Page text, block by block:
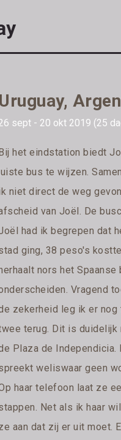
Uruguay,
sept - 20 okt 2019 (25
het eindstation biedt
bus te wijzen.
niet direct de weg
van Joël. De
had ik begrepen dat
ging, 38 peso's
nors het
Vragend
zekerheid leg ik er
terug. Dit is duidelijk
Plaza de
weliswaar geen
haar telefoon laat ze
Net als ik haar
aan dat zij er uit moet.